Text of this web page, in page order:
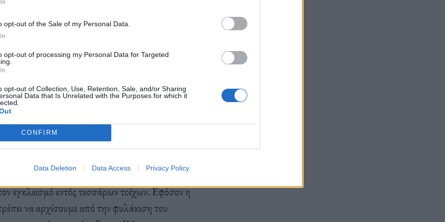
opt-out of the Sale of my Personal Data.
opt-out of processing my Personal Data for Targeted
opt-out of Collection, Use, Retention, Sale, and/or Sharing
Data that Is Unrelated with the Purposes for which it
CONFIRM
Data Deletion Data Access Privacy Policy
τουςDury Dava , ο capétte μίλησε στο Olafaq
σου;
εγκλεισμό εντός τεσσάρων τοίχων. Εφόσον η
να αρχίσουμε από την φυλάκιση του